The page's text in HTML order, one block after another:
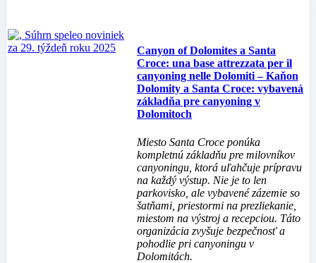
Canyon of Dolomites a Santa
Croce: una base attrezzata per il
canyoning nelle Dolomiti – Kaňon
Dolomity a Santa Croce: vybavená
základňa pre canyoning v
Dolomitoch
Miesto Santa Croce ponúka
kompletnú základňu pre milovníkov
canyoningu, ktorá uľahčuje prípravu
na každý výstup. Nie je to len
parkovisko, ale vybavené zázemie so
šatňami, priestormi na prezliekanie,
miestom na výstroj a recepciou. Táto
organizácia zvyšuje bezpečnosť a
pohodlie pri canyoningu v
Dolomitách.